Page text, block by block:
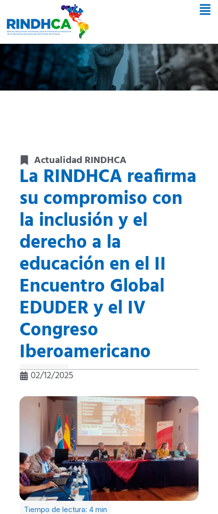
Actualidad RINDHCA
La RINDHCA reafirma
su compromiso con
la inclusión y el
derecho a la
educación en el II
Encuentro Global
EDUDER y el IV
Congreso
Iberoamericano
02/12/2025